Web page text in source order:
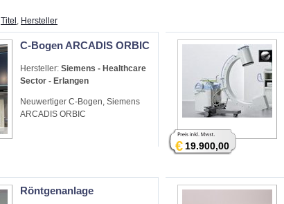
Titel Hersteller
C-Bogen ARCADIS ORBIC
Hersteller: Siemens - Healthcare
Sector - Erlangen
Neuwertiger C-Bogen, Siemens
ARCADIS ORBIC
€19.900,00
Röntgenanlage